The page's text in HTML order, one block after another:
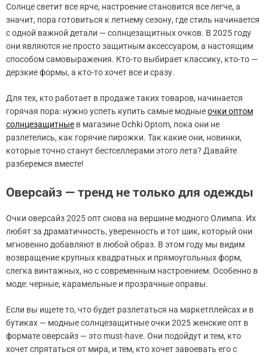
Солнце светит все ярче, настроение становится все легче, а
значит, пора готовиться к летнему сезону, где стиль начинается
с одной важной детали — солнцезащитных очков. В 2025 году
они являются не просто защитным аксессуаром, а настоящим
способом самовыражения. Кто-то выбирает классику, кто-то —
дерзкие формы, а кто-то хочет все и сразу.
Для тех, кто работает в продаже таких товаров, начинается
горячая пора: нужно успеть купить самые модныеочки оптом
солнцезащитные в магазине Ochki Optom, пока они не
разлетелись, как горячие пирожки. Так какие они, новинки,
которые точно станут бестселлерами этого лета? Давайте
разберемся вместе!
Оверсайз — тренд не только для одежды
Очки оверсайз 2025 опт снова на вершине модного Олимпа. Их
любят за драматичность, уверенность и тот шик, который они
мгновенно добавляют в любой образ. В этом году мы видим
возвращение крупных квадратных и прямоугольных форм,
слегка винтажных, но с современным настроением. Особенно в
моде: черные, карамельные и прозрачные оправы.
Если вы ищете то, что будет разлетаться на маркетплейсах и в
бутиках — модные солнцезащитные очки 2025 женские опт в
формате оверсайз — это must-have. Они подойдут и тем, кто
хочет спрятаться от мира, и тем, кто хочет завоевать его с